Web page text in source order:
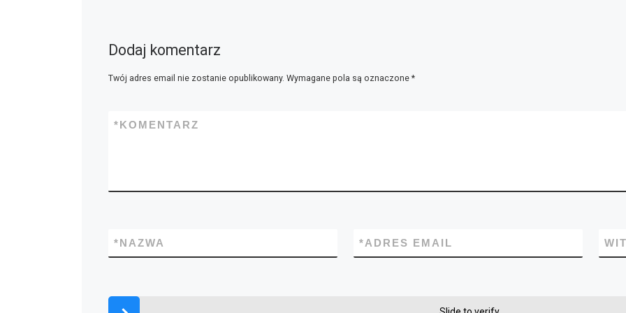
Dodaj komentarz
Twój adres email nie zostanie opublikowany. Wymagane pola są oznaczone *
KOMENTARZ
*
NAZWA
* ADRES EMAIL
*